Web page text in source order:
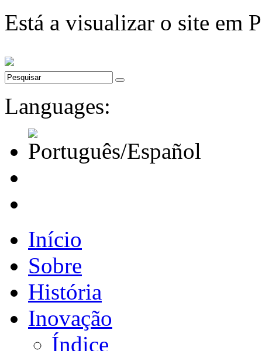
Está a visualizar o site em
Languages:
Início
Sobre
História
Inovação
Índice